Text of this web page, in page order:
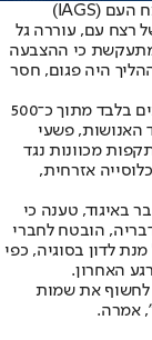
החלטה דרמטית של האיגוד הבינלאומי של חוקרי רצח העם (IAGS)
רצח עם, עוררה גל
מתעקשת כי ההצבעה
היה פגום, חסר
ההחלטה, שהתקבלה ברוב של 86% מבין 129 מצביעים בלבד מתוך כ־500
האנושות, פשעי
מכוונות נגד
אזרחית,
באיגוד, טענה כי
הובטח לחברי
לדון בסוגיה, כפי
האחרון.
לחשוף את שמות
אמרה.